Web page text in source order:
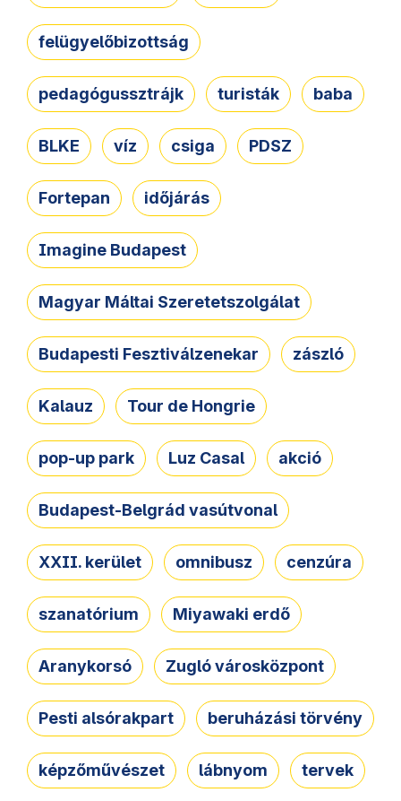
felügyelőbizottság
pedagógussztrájk turisták baba
BLKE víz csiga PDSZ
Fortepan időjárás
Imagine Budapest
Magyar Máltai Szeretetszolgálat
Budapesti Fesztiválzenekar zászló
Kalauz Tour de Hongrie
pop-up park Luz Casal akció
Budapest-Belgrád vasútvonal
XXII. kerület omnibusz cenzúra
szanatórium Miyawaki erdő
Aranykorsó Zugló városközpont
Pesti alsórakpart beruházási törvény
képzőművészet lábnyom tervek